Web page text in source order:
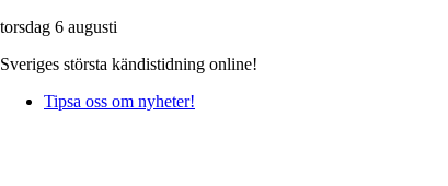
torsdag 6 augusti
Sveriges största kändistidning online!
Tipsa oss om nyheter!